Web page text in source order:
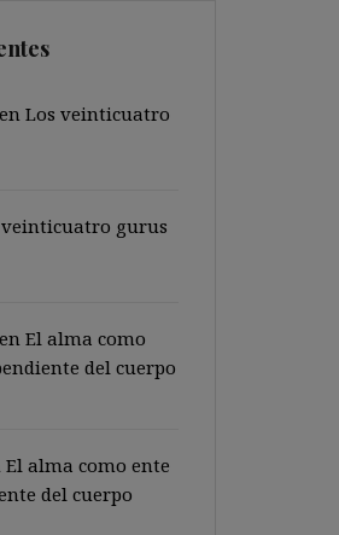
Los veinticuatro
veinticuatro gurus
El alma como
del cuerpo
El alma como ente
del cuerpo